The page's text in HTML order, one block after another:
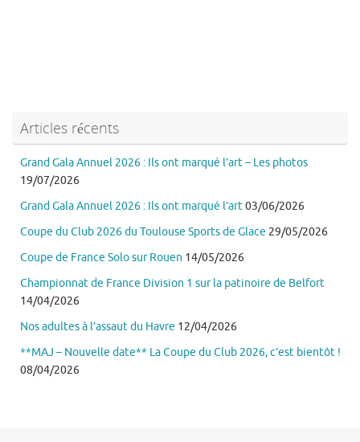
Articles récents
Grand Gala Annuel 2026 : Ils ont marqué l’art – Les photos
19/07/2026
Grand Gala Annuel 2026 : Ils ont marqué l’art03/06/2026
Coupe du Club 2026 du Toulouse Sports de Glace 29/05/2026
Coupe de France Solo sur Rouen 14/05/2026
Championnat de France Division 1 sur la patinoire de Belfort
14/04/2026
Nos adultes à l’assaut du Havre 12/04/2026
**MAJ – Nouvelle date** La Coupe du Club 2026, c’est bientôt !
08/04/2026